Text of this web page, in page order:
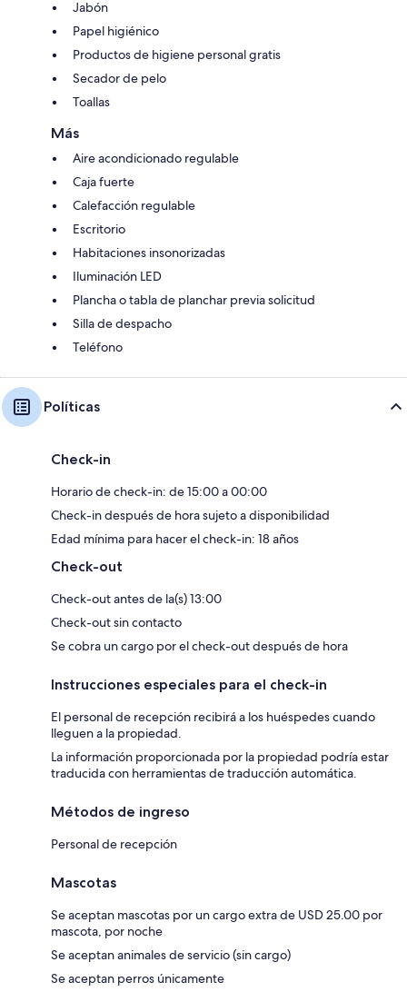
Jabón
Papel higiénico
Productos de higiene personal gratis
Secador de pelo
Toallas
Más
Aire acondicionado regulable
Caja fuerte
Calefacción regulable
Escritorio
Habitaciones insonorizadas
Iluminación LED
Plancha o tabla de planchar previa solicitud
Silla de despacho
Teléfono
Políticas
Check-in
Horario de check-in: de 15:00 a 00:00
Check-in después de hora sujeto a disponibilidad
Edad mínima para hacer el check-in: 18 años
Check-out
Check-out antes de la(s) 13:00
Check-out sin contacto
Se cobra un cargo por el check-out después de hora
Instrucciones especiales para el check-in
El personal de recepción recibirá a los huéspedes cuando
lleguen a la propiedad.
La información proporcionada por la propiedad podría estar
traducida con herramientas de traducción automática.
Métodos de ingreso
Personal de recepción
Mascotas
Se aceptan mascotas por un cargo extra de USD 25.00 por
mascota, por noche
Se aceptan animales de servicio (sin cargo)
Se aceptan perros únicamente